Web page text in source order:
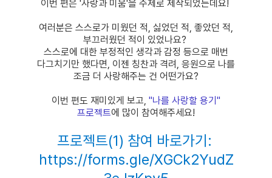
이번 편은 '사랑과 미움'을 주제로 제작되었는데요!
여러분은 스스로가 미웠던 적, 싫었던 적, 좋았던 적,
부끄러웠던 적이 있었나요?
스스로에 대한 부정적인 생각과 감정 등으로 매번
다그치기만 했다면, 이젠 칭찬과 격려, 응원으로 나를
조금 더 사랑해주는 건 어떤가요?
이번 편도 재미있게 보고, "나를 사랑할 용기"
프로젝트에 많이 참여해주세요!
프로젝트(1) 참여 바로가기 :
https://forms.gle/XGCk2YudZ